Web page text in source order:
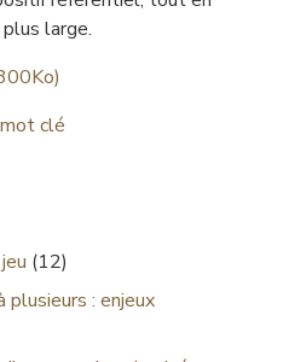
plus large.
clé
(12)
: enjeux